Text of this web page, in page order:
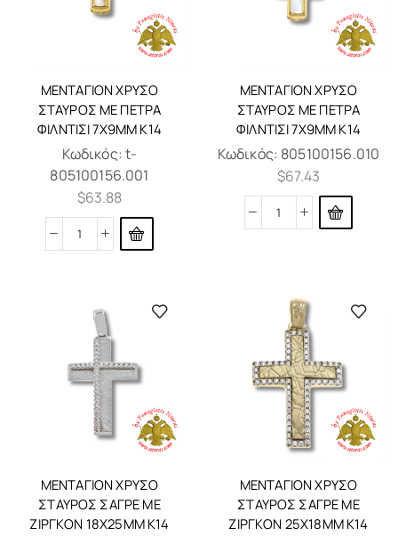
ΜΕΝΤΑΓΙΌΝ ΧΡΥΣΌ
ΣΤΑΥΡΌΣ ΜΕ ΠΈΤΡΑ
ΦΊΛΝΤΙΣΙ 7X9MM K14
Κωδικός:t-
805100156.001
$63.88
ΜΕΝΤΑΓΙΌΝ ΧΡΥΣΌ
ΣΤΑΥΡΌΣ ΜΕ ΠΈΤΡΑ
ΦΊΛΝΤΙΣΙ 7X9MM K14
Κωδικός: 805100156.010
$67.43
ΜΕΝΤΑΓΙΌΝ ΧΡΥΣΌ
ΣΤΑΥΡΌΣ ΣΑΓΡΈ ΜΕ
ΖΙΡΓΚΌΝ 18X25MM K14
ΜΕΝΤΑΓΙΌΝ ΧΡΥΣΌ
ΣΤΑΥΡΌΣ ΣΑΓΡΈ ΜΕ
ΖΙΡΓΚΌΝ 25X18MM K14